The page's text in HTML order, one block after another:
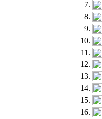
7.
8.
9.
10.
11.
12.
13.
14.
15.
16.